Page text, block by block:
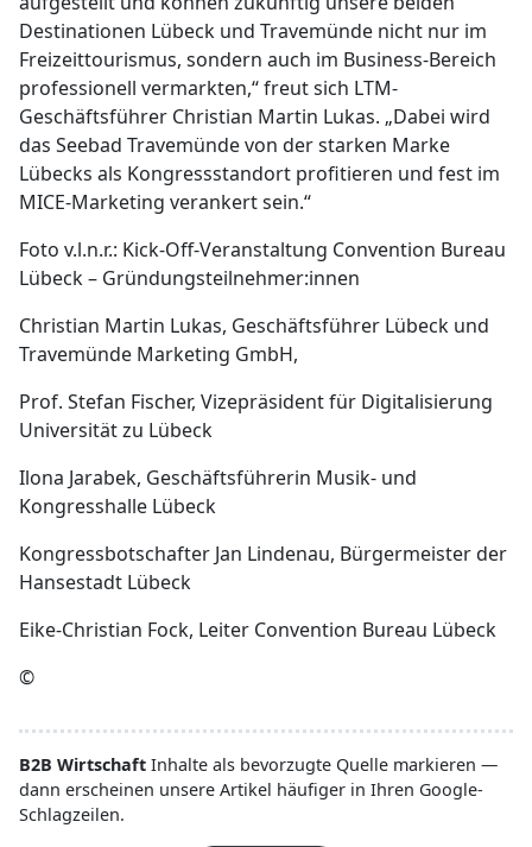
Destinationen Lübeck und Travemünde nicht nur im
Freizeittourismus, sondern auch im Business-Bereich
professionell vermarkten,“ freut sich LTM-
Geschäftsführer Christian Martin Lukas. „Dabei wird
das Seebad Travemünde von der starken Marke
Lübecks als Kongressstandort profitieren und fest im
MICE-Marketing verankert sein.“
Foto v.l.n.r.: Kick-Off-Veranstaltung Convention Bureau
Lübeck – Gründungsteilnehmer:innen
Christian Martin Lukas, Geschäftsführer Lübeck und
Travemünde Marketing GmbH,
Prof. Stefan Fischer, Vizepräsident für Digitalisierung
Universität zu Lübeck
Ilona Jarabek, Geschäftsführerin Musik- und
Kongresshalle Lübeck
Kongressbotschafter Jan Lindenau, Bürgermeister der
Hansestadt Lübeck
Eike-Christian Fock, Leiter Convention Bureau Lübeck
©
B2B Wirtschaft Inhalte als bevorzugte Quelle markieren —
dann erscheinen unsere Artikel häufiger in Ihren Google-
Schlagzeilen.